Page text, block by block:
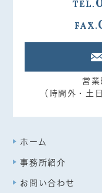
TEL.
FAX.
営
（時間外・土
ホーム
事務所紹介
お問い合わせ